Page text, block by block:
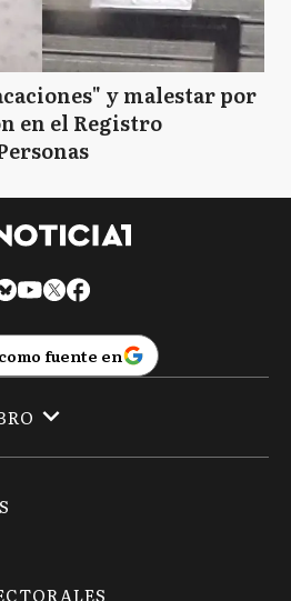
y malestar por
en el Registro
fuente en